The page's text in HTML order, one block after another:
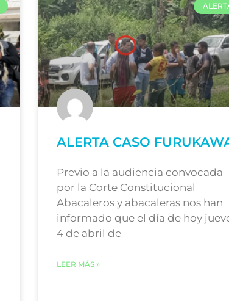
ALERTA CASO
Previo a la audiencia convocada
por la Corte Constitucional
Abacaleros y abacaleras nos han
informado que el día de hoy
4 de abril de
LEER MÁS »